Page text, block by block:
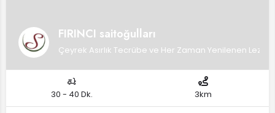
FIRINCI saitoğulları
Çeyrek Asırlık Tecrübe ve Her Zaman Yenilenen
30 - 40 Dk. 3km